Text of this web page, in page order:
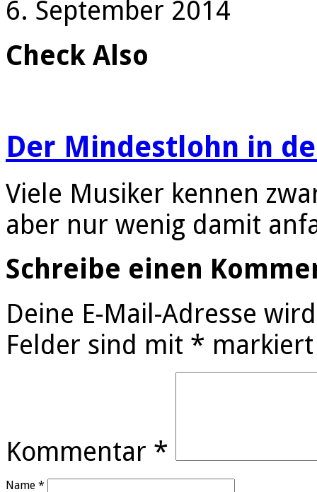
6. September 2014
Check Also
Der Mindestlohn in
Viele Musiker kennen
aber nur wenig damit
Schreibe einen
Deine E-Mail-Adresse
Felder sind mit * markiert
Kommentar *
Name *